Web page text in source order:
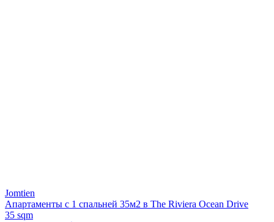
Jomtien
Апартаменты с 1 спальней 35м2 в The Riviera Ocean Drive
35 sqm